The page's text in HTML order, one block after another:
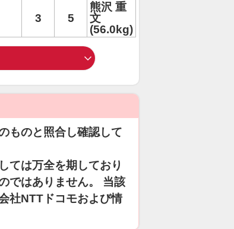
3 5
熊沢 重
文
(56.0kg)
ものと照合し確認して
ては万全を期しており
ではありません。 当該
社NTTドコモおよび情